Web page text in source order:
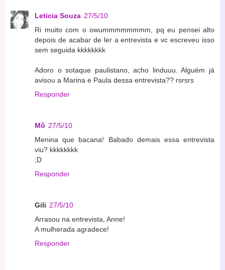
Leticia Souza 27/5/10
Ri muito com o owummmmmmmm, pq eu pensei alto
depois de acabar de ler a entrevista e vc escreveu isso
sem seguida kkkkkkkk
Adoro o sotaque paulistano, acho linduuu. Alguém já
avisou a Marina e Paula dessa entrevista?? rsrsrs
Responder
Mô 27/5/10
Menina que bacana! Babado demais essa entrevista
viu? kkkkkkkk
;D
Responder
Gili 27/5/10
Arrasou na entrevista, Anne!
A mulherada agradece!
Responder